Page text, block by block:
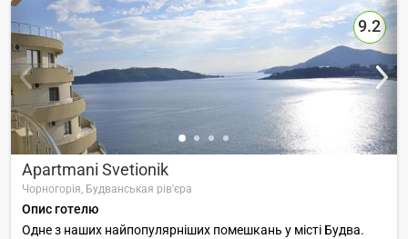
9.2
Apartmani Svetionik
Чорногорія, Будванськая рів'єра
Опис готелю
Одне з наших найпопулярніших помешкань у місті Будва.